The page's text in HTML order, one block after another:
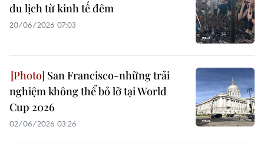
du lịch từ kinh tế đêm
20/06/2026 07:03
San Francisco-những trải
nghiệm không thể bỏ lỡ tại World
Cup 2026
02/06/2026 03:26